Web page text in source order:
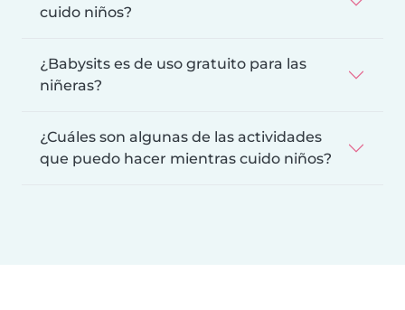
cuido niños?
¿Babysits es de uso gratuito para las
niñeras?
¿Cuáles son algunas de las actividades
que puedo hacer mientras cuido niños?